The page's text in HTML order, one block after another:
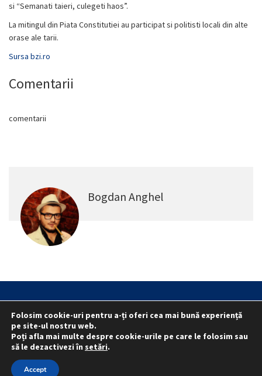
si “Semanati taieri, culegeti haos”.
La mitingul din Piata Constitutiei au participat si politisti locali din alte
orase ale tarii.
Sursa bzi.ro
Comentarii
comentarii
Bogdan Anghel
Statut
Reprezentativitate M.A.I.
Reprezentativitate I.G.P.R. și I.P.J.-uri
Politica folosirii cookie-urilor
Politica de confidențialitate
Folosim cookie-uri pentru a-ți oferi cea mai bună experiență
pe site-ul nostru web.
Poți afla mai multe despre cookie-urile pe care le folosim sau
să le dezactivezi în setări.
Accept